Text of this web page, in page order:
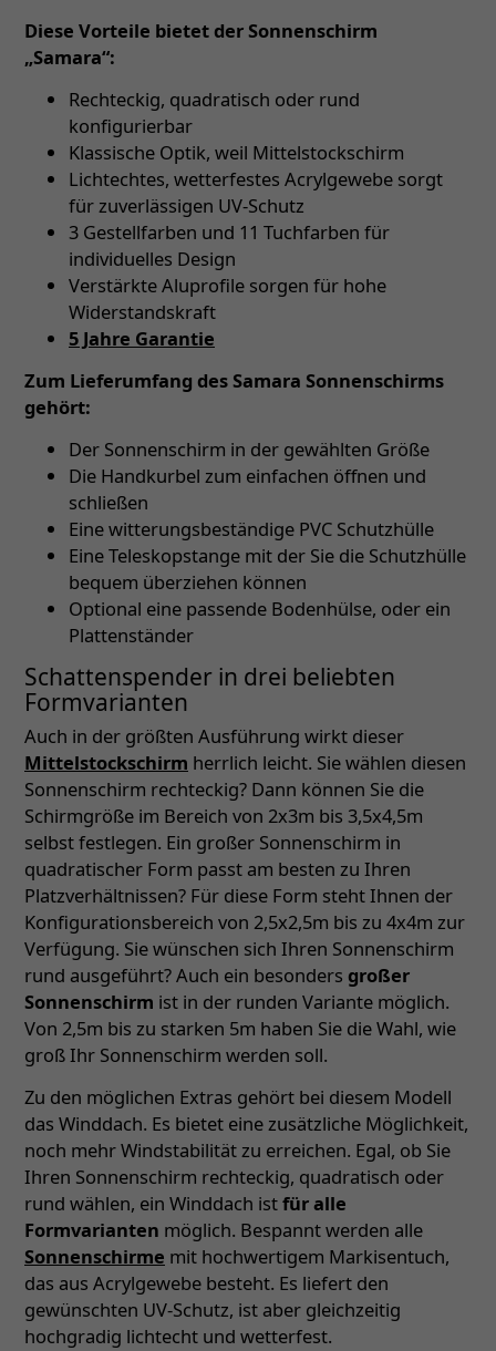
Diese Vorteile bietet der Sonnenschirm
„Samara“:
Rechteckig, quadratisch oder rund
konfigurierbar
Klassische Optik, weil Mittelstockschirm
Lichtechtes, wetterfestes Acrylgewebe sorgt
für zuverlässigen UV-Schutz
3 Gestellfarben und 11 Tuchfarben für
individuelles Design
Verstärkte Aluprofile sorgen für hohe
Widerstandskraft
5 Jahre Garantie
Zum Lieferumfang des Samara Sonnenschirms
gehört:
Der Sonnenschirm in der gewählten Größe
Die Handkurbel zum einfachen öffnen und
schließen
Eine witterungsbeständige PVC Schutzhülle
Eine Teleskopstange mit der Sie die Schutzhülle
bequem überziehen können
Optional eine passende Bodenhülse, oder ein
Plattenständer
Schattenspender in drei beliebten
Formvarianten
Auch in der größten Ausführung wirkt dieser
Mittelstockschirm herrlich leicht. Sie wählen diesen
Sonnenschirm rechteckig? Dann können Sie die
Schirmgröße im Bereich von 2x3m bis 3,5x4,5m
selbst festlegen. Ein großer Sonnenschirm in
quadratischer Form passt am besten zu Ihren
Platzverhältnissen? Für diese Form steht Ihnen der
Konfigurationsbereich von 2,5x2,5m bis zu 4x4m zur
Verfügung. Sie wünschen sich Ihren Sonnenschirm
rund ausgeführt? Auch ein besonders großer
Sonnenschirm ist in der runden Variante möglich.
Von 2,5m bis zu starken 5m haben Sie die Wahl, wie
groß Ihr Sonnenschirm werden soll.
Zu den möglichen Extras gehört bei diesem Modell
das Winddach. Es bietet eine zusätzliche Möglichkeit,
noch mehr Windstabilität zu erreichen. Egal, ob Sie
Ihren Sonnenschirm rechteckig, quadratisch oder
rund wählen, ein Winddach istfür alle
Formvarianten möglich. Bespannt werden alle
Sonnenschirme mit hochwertigem Markisentuch,
das aus Acrylgewebe besteht. Es liefert den
gewünschten UV-Schutz, ist aber gleichzeitig
hochgradig lichtecht und wetterfest.